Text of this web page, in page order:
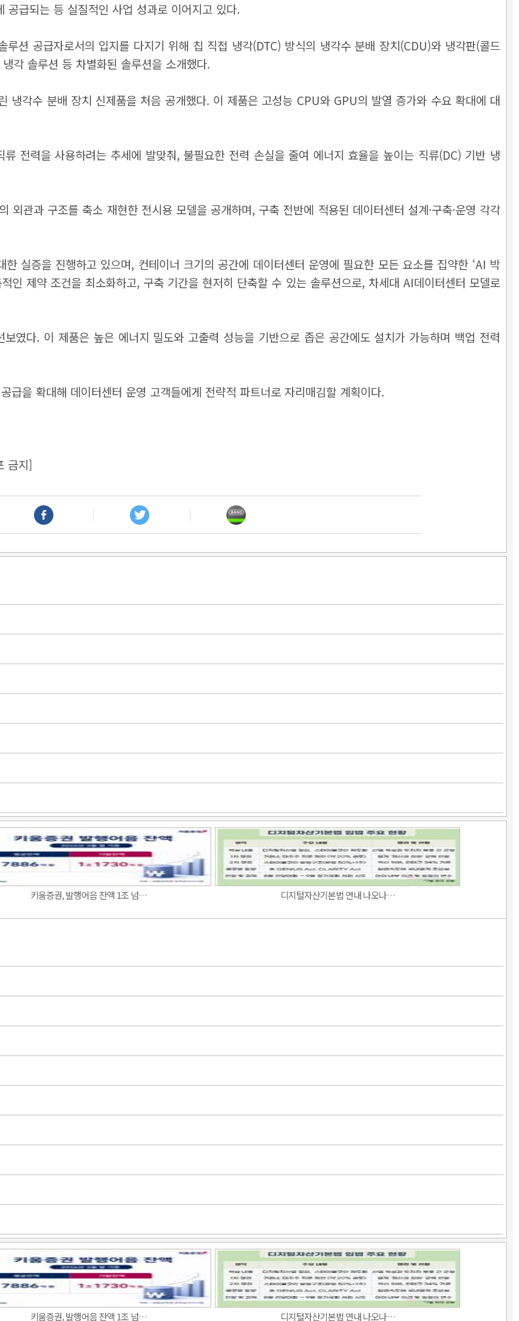
급되는 등 실질적인 사업 성과로 이어지고 있다.
션 공급자로서의 입지를 다지기 위해 칩 직접 냉각(DTC) 방식의 냉각수 분배 장치(CDU)와 냉각판(콜드
각 솔루션 등 차별화된 솔루션을 소개했다.
각수 분배 장치 신제품을 처음 공개했다. 이 제품은 고성능 CPU와 GPU의 발열 증가와 수요 확대에 대
전력을 사용하려는 추세에 발맞춰, 불필요한 전력 손실을 줄여 에너지 효율을 높이는 직류(DC) 기반 냉
외관과 구조를 축소 재현한 전시용 모델을 공개하며, 구축 전반에 적용된 데이터센터 설계·구축·운영 각각
실증을 진행하고 있으며, 컨테이너 크기의 공간에 데이터센터 운영에 필요한 모든 요소를 집약한 ‘AI 박
인 제약 조건을 최소화하고, 구축 기간을 현저히 단축할 수 있는 솔루션으로, 차세대 AI데이터센터 모델로
였다. 이 제품은 높은 에너지 밀도와 고출력 성능을 기반으로 좁은 공간에도 설치가 가능하며 백업 전력
급을 확대해 데이터센터 운영 고객들에게 전략적 파트너로 자리매김할 계획이다.
금지]
키움증권, 발행어음 잔액 1조 넘… 디지털자산기본법 연내 나오나…
키움증권, 발행어음 잔액 1조 넘… 디지털자산기본법 연내 나오나…